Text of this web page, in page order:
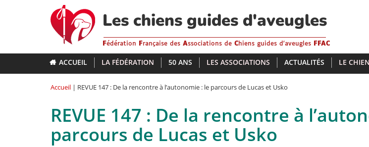
Les chiens guides d'aveugles
Fédération Française des Associations de Chiens guides d'aveugles FFAC
ACCUEIL LA FÉDÉRATION 50 ANS LES ASSOCIATIONS ACTUALITÉS LE
Accueil | REVUE 147 : De la rencontre à l’autonomie : le parcours de Lucas et Usko
REVUE 147 : De la rencontre à
parcours de Lucas et Usko